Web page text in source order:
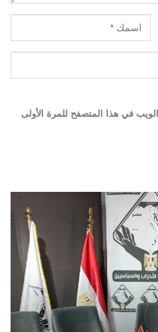
في هذا المتصفح للمرة الأولى